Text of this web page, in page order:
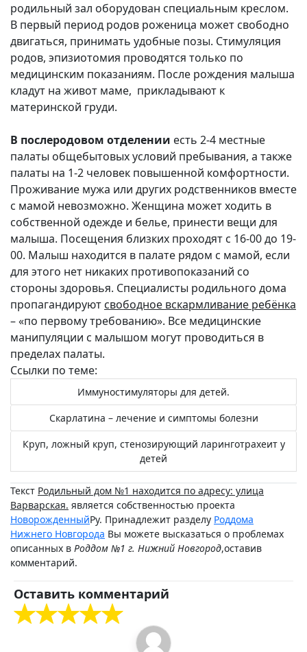
родильный зал оборудован специальным креслом.
В первый период родов роженица может свободно
двигаться, принимать удобные позы. Стимуляция
родов, эпизиотомия проводятся только по
медицинским показаниям. После рождения малыша
кладут на живот маме, прикладывают к
материнской груди.
В послеродовом отделении есть 2-4 местные
палаты общебытовых условий пребывания, а также
палаты на 1-2 человек повышенной комфортности.
Проживание мужа или других родственников вместе
с мамой невозможно. Женщина может ходить в
собственной одежде и белье, принести вещи для
малыша. Посещения близких проходят с 16-00 до 19-
00. Малыш находится в палате рядом с мамой, если
для этого нет никаких противопоказаний со
стороны здоровья. Специалисты родильного дома
пропагандируют свободное вскармливание ребёнка
– «по первому требованию». Все медицинские
манипуляции с малышом могут проводиться в
пределах палаты.
Ссылки по теме:
Иммуностимуляторы для детей.
Скарлатина – лечение и симптомы болезни
Круп, ложный круп, стенозирующий ларинготрахеит у
детей
Текст Родильный дом №1 находится по адресу: улица
Варварская. является собственностью проекта
НоворожденныйРу. Принадлежит разделу Роддома
Нижнего Новгорода Вы можете высказаться о проблемах
описанных в Роддом №1 г. Нижний Новгород,оставив
комментарий.
Оставить комментарий